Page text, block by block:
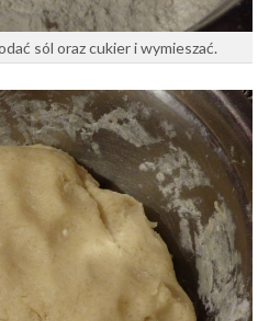
sól oraz cukier i wymieszać.